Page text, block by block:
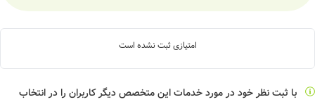
امتیازی ثبت نشده است
با ثبت نظر خود در مورد خدمات این متخصص دیگر کاربران را در انتخاب